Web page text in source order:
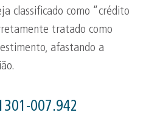
classificado como “crédito
tratado como
afastando a
007.942